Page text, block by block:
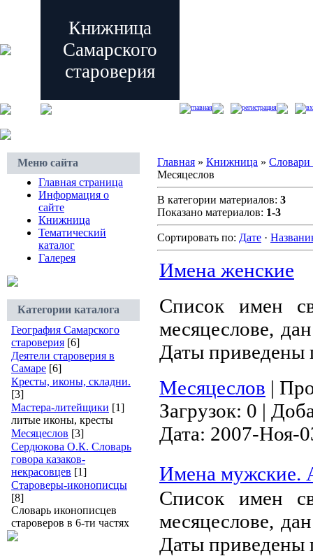
Книжница
Самарского
староверия
главная регистрация
Меню сайта
Главная страница
Информация о
сайте
Книжница
Тематический
каталог
Галерея
Категории каталога
География Самарского
староверия [6]
Деятели староверия в
Самаре [6]
Кресты, иконы, складни.
[3]
Мастера-литейщики [1]
литые иконы, кресты
Месяцеслов [3]
Сердюкова О.К. Словарь
говора казаков-
некрасовцев [1]
Староверы-иконописцы
[8]
Словарь иконописцев
староверов в 6-ти частях
Главная » Книжница » Словари
Месяцеслов
В категории материалов: 3
Показано материалов: 1-3
Сортировать по: Дате ·
Имена женские
Список имен
месяцеслове,
Даты приведены
Месяцеслов |
Загрузок: 0 |
Дата: 2007-Ноя-
Имена мужские.
Список имен
месяцеслове,
Даты приведены